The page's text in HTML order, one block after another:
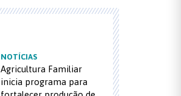
NOTÍCIAS
Agricultura Familiar
inicia programa para